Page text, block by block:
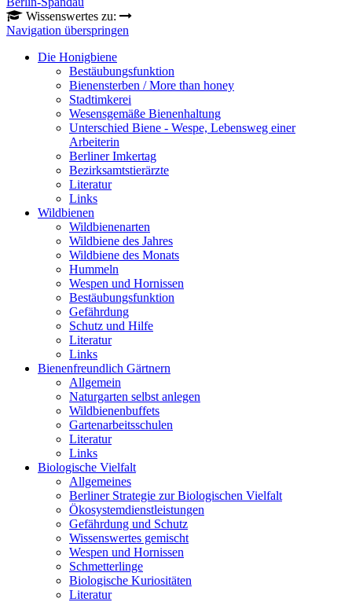
Wissenswertes zu:
Navigation überspringen
Die Honigbiene
Bestäubungsfunktion
Bienensterben / More than honey
Stadtimkerei
Wesensgemäße Bienenhaltung
Unterschied Biene - Wespe, Lebensweg einer
Arbeiterin
Berliner Imkertag
Bezirksamtstierärzte
Literatur
Links
Wildbienen
Wildbienenarten
Wildbiene des Jahres
Wildbiene des Monats
Hummeln
Wespen und Hornissen
Bestäubungsfunktion
Gefährdung
Schutz und Hilfe
Literatur
Links
Bienen­freundlich Gärtnern
Allgemein
Naturgarten selbst anlegen
Wildbienenbuffets
Gartenarbeitsschulen
Literatur
Links
Biologische Vielfalt
Allgemeines
Berliner Strategie zur Biologischen Vielfalt
Ökosystemdienstleistungen
Gefährdung und Schutz
Wissenswertes gemischt
Wespen und Hornissen
Schmetterlinge
Biologische Kuriositäten
Literatur